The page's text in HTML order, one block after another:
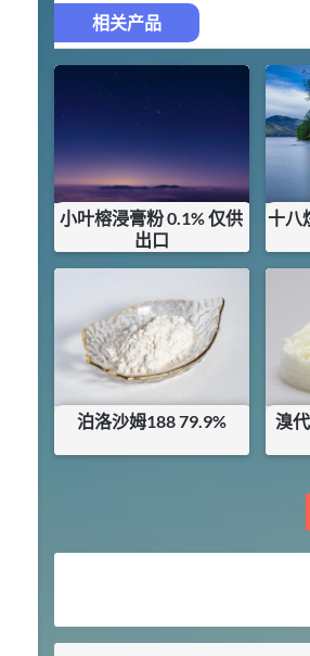
相关产品
小叶榕浸膏粉 0.1% 仅供
出口
¥47.5
十八
泊洛沙姆188 79.9%
溴
乙酸橙花酯 99%
浏览量 - 5.51w
2021-06-17 化工原料
145
浏览量 - 4.4w
植物生
29
浏览量 - 1.98w
2021-06-22 化工原料
92 5
对甲氧基苯甲